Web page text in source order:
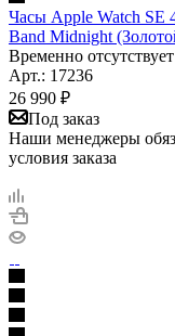
Часы Apple Watch SE
Band Midnight
Временно отсутствует
Арт.: 17236
26 990 ₽
Под заказ
Наши менеджеры
условия заказа